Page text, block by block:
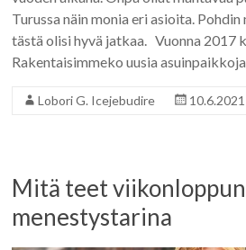
Turussa näin monia eri asioita. Pohdin
tästä olisi hyvä jatkaa. Vuonna 2017
Rakentaisimmeko uusia
Lobori G. Icejebudire 10.6.2021
Mitä teet
menestystarina